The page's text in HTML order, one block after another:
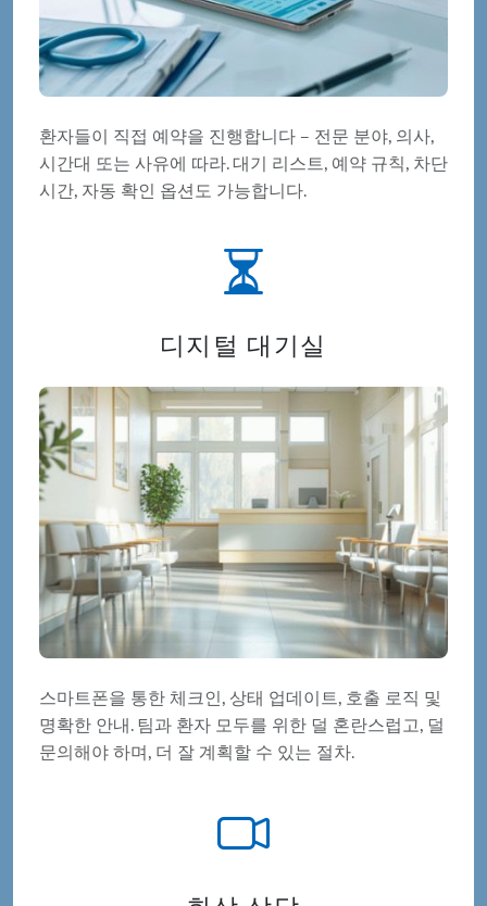
환자들이 직접 예약을 진행합니다 – 전문 분야, 의사,
시간대 또는 사유에 따라. 대기 리스트, 예약 규칙, 차단
시간, 자동 확인 옵션도 가능합니다.
디지털 대기실
스마트폰을 통한 체크인, 상태 업데이트, 호출 로직 및
명확한 안내. 팀과 환자 모두를 위한 덜 혼란스럽고, 덜
문의해야 하며, 더 잘 계획할 수 있는 절차.